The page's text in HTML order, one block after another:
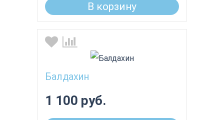
В корзину
Балдахин
1 100 руб.